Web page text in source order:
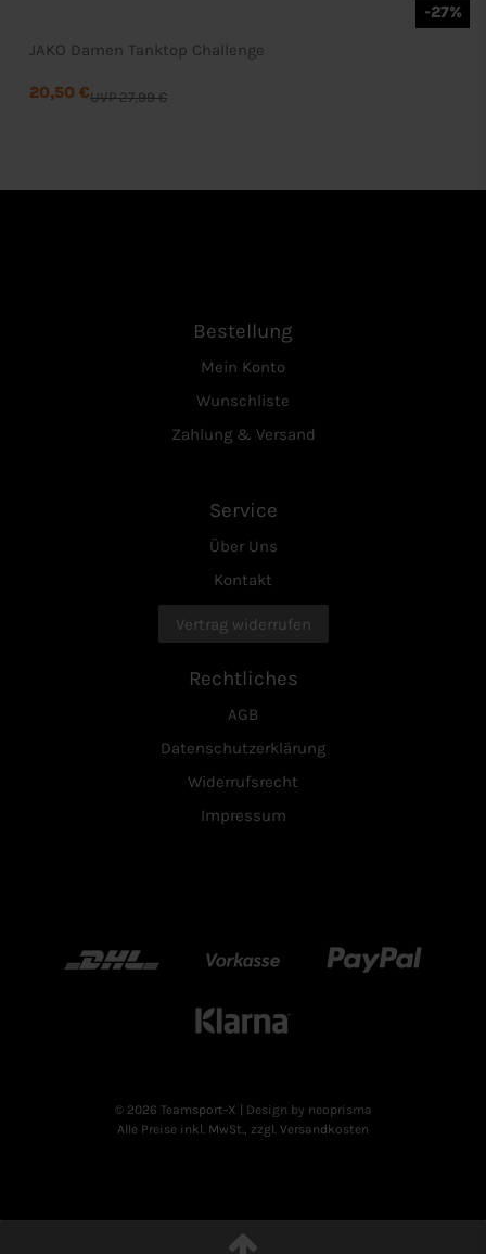
-27%
JAKO Damen Tanktop Challenge
UVP 27,99 €
20,50 €
Bestellung
Mein Konto
Wunschliste
Zahlung & Versand
Service
Über Uns
Kontakt
Vertrag widerrufen
Rechtliches
AGB
Datenschutzerklärung
Widerrufsrecht
Impressum
DHL Vorkasse Paypal
Klarn
© 2026 Teamsport-X
| Design by neoprisma
Alle Preise inkl. MwSt., zzgl. Versandkosten